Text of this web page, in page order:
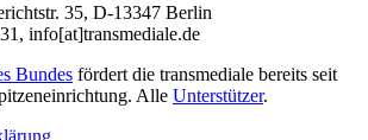
35, D-13347 Berlin
info[at]transmediale.de
Bundes fördert die transmediale bereits seit
Alle Unterstützer.